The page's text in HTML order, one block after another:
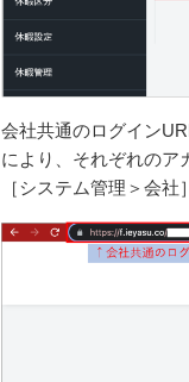
会社共通のログイン
により、それぞれのア
［システム管理＞会